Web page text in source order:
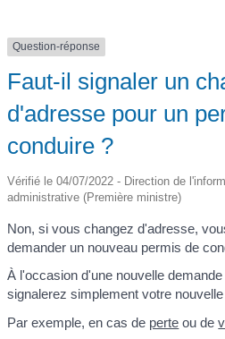
Question-réponse
Faut-il signaler un
d'adresse pour un
conduire ?
Vérifié le 04/07/2022 - Direction de
administrative (Première ministre)
Non, si vous changez d'adresse,
demander un nouveau permis de
À l'occasion d'une nouvelle
signalerez simplement votre
Par exemple, en cas de perte ou de